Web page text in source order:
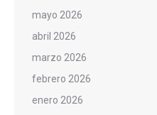
mayo 2026
abril 2026
marzo 2026
febrero 2026
enero 2026